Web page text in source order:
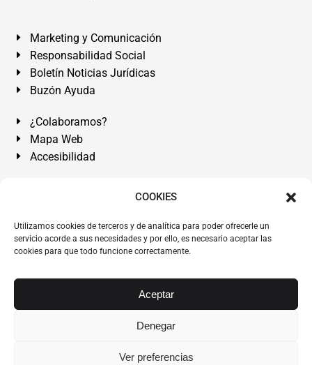
COOKIES
Utilizamos cookies de terceros y de analítica para poder ofrecerle un
servicio acorde a sus necesidades y por ello, es necesario aceptar las
cookies para que todo funcione correctamente.
Aceptar
Denegar
Ver preferencias
Marketing y Comunicación
Responsabilidad Social
Boletín Noticias Jurídicas
Buzón Ayuda
¿Colaboramos?
Mapa Web
Accesibilidad
Álvarez Abogados Tenerife:Calle Teobaldo Power Nº 7,
de Tenerife. Islas Canarias.
Somos Abogados especialistas del Derecho desde 1954.
Tenerife Sur Mejores Abogados Tenerife
Abogados colegiados y ejercientes del ICATF.